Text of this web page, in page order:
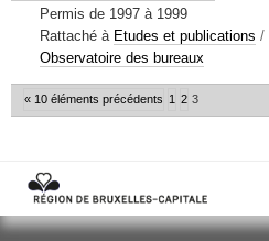
Permis de 1997 à 1999
Rattaché à Etudes et publications /
Observatoire des bureaux
« 10 éléments précédents 1 2 3